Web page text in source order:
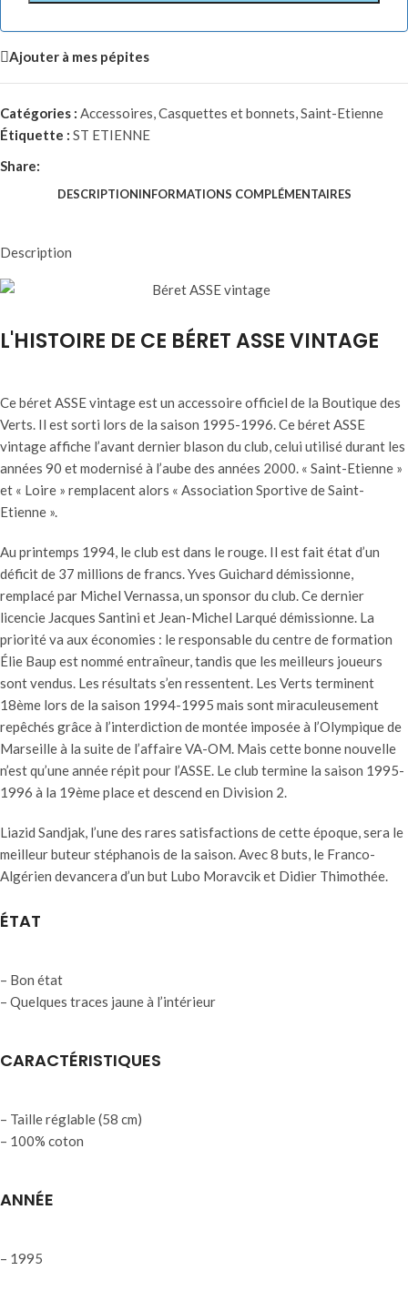
Ajouter à mes pépites
Catégories : Accessoires,Casquettes et bonnets,Saint-Etienne
Étiquette : ST ETIENNE
Share:
DESCRIPTIONINFORMATIONS COMPLÉMENTAIRES
Description
L'HISTOIRE DE CE BÉRET ASSE VINTAGE
Ce béret ASSE vintage est un accessoire officiel de la Boutique des
Verts. Il est sorti lors de la saison 1995-1996. Ce béret ASSE
vintage affiche l’avant dernier blason du club, celui utilisé durant les
années 90 et modernisé à l’aube des années 2000. « Saint-Etienne »
et « Loire » remplacent alors « Association Sportive de Saint-
Etienne ».
Au printemps 1994, le club est dans le rouge. Il est fait état d’un
déficit de 37 millions de francs. Yves Guichard démissionne,
remplacé par Michel Vernassa, un sponsor du club. Ce dernier
licencie Jacques Santini et Jean-Michel Larqué démissionne. La
priorité va aux économies : le responsable du centre de formation
Élie Baup est nommé entraîneur, tandis que les meilleurs joueurs
sont vendus. Les résultats s’en ressentent. Les Verts terminent
18ème lors de la saison 1994-1995 mais sont miraculeusement
repêchés grâce à l’interdiction de montée imposée à l’Olympique de
Marseille à la suite de l’affaire VA-OM. Mais cette bonne nouvelle
n’est qu’une année répit pour l’ASSE. Le club termine la saison 1995-
1996 à la 19ème place et descend en Division 2.
Liazid Sandjak, l’une des rares satisfactions de cette époque, sera le
meilleur buteur stéphanois de la saison. Avec 8 buts, le Franco-
Algérien devancera d’un but Lubo Moravcik et Didier Thimothée.
ÉTAT
– Bon état
– Quelques traces jaune à l’intérieur
CARACTÉRISTIQUES
– Taille réglable (58 cm)
– 100% coton
ANNÉE
– 1995